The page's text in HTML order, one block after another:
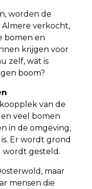
worden de
Almere verkocht,
bomen en
krijgen voor
zelf, wat is
boom?
van de
veel bomen
in de omgeving,
Er wordt grond
wordt gesteld.
maar
mensen die